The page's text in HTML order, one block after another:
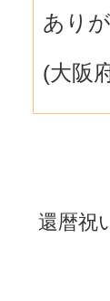
あり
(大阪
還暦祝